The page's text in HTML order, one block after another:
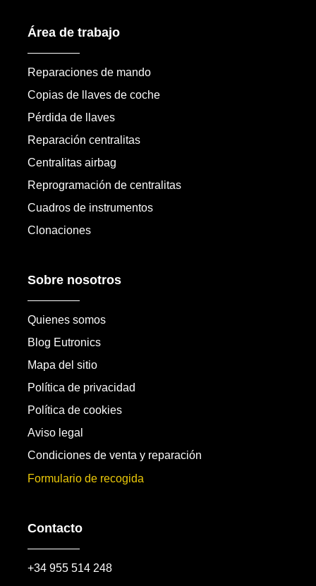
Área de trabajo
Reparaciones de mando
Copias de llaves de coche
Pérdida de llaves
Reparación centralitas
Centralitas airbag
Reprogramación de centralitas
Cuadros de instrumentos
Clonaciones
Sobre nosotros
Quienes somos
Blog Eutronics
Mapa del sitio
Política de privacidad
Política de cookies
Aviso legal
Condiciones de venta y reparación
Formulario de recogida
Contacto
+34 955 514 248